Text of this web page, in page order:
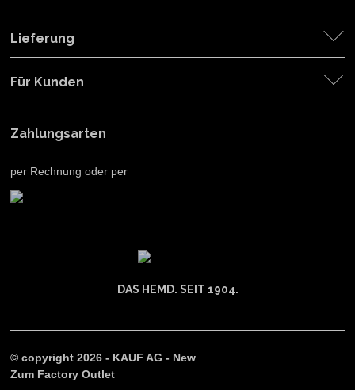
Lieferung
Für Kunden
Zahlungsarten
per Rechnung oder per
DAS HEMD. SEIT 1904.
© copyright 2026 - KAUF AG - New
Zum Factory Outlet